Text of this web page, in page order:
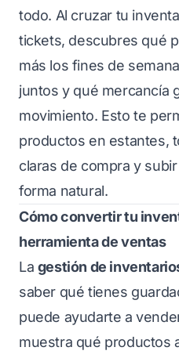
todo. Al cruzar tu
tickets, descubres qué
más los fines de
juntos y qué mercancía
movimiento. Esto te
productos en estantes,
claras de compra y
forma natural.
Cómo convertir tu
herramienta de ventas
La gestión de
saber qué tienes
puede ayudarte a
muestra qué productos